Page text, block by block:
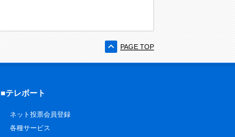
PAGE TOP
■テレボート
ネット投票会員登録
各種サービス